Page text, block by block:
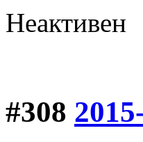
Неактивен
#308